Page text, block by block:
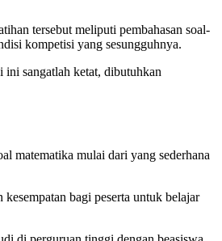
tersebut meliputi pembahasan soal-
kompetisi yang sesungguhnya.
ini sangatlah ketat, dibutuhkan
matematika mulai dari yang sederhana
bagi peserta untuk belajar